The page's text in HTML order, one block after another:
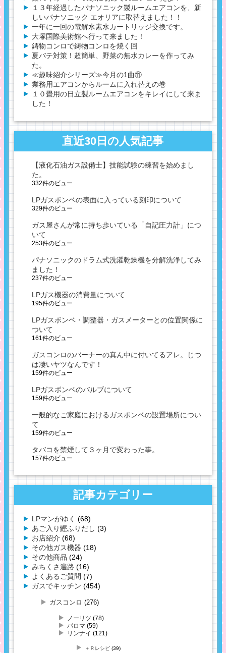
１３年経過したパナソニック製ルームエアコンを、新
しいパナソニック エオリアに取替えました！！
一年に一回の電解水素水カートリッジ交換です。
大塚国際美術館へ行って来ました！
鋳物コンロで鋳物コンロを焼く回
夏バテ対策！超簡単、野菜の無水カレーを作ってみ
た。
≪趣味紹介シリーズ≫今月の1曲⑪
業務用エアコンからルームに入れ替えの巻
１０畳用の日立製ルームエアコンをキレイにして来ま
した！
直近30日の人気記事
【液化石油ガス設備士】技能試験の練習を始めまし
た。
332件のビュー
LPガスボンベの表面に入っている刻印について
329件のビュー
ガス屋さんが常に持ち歩いている「自記圧力計」につ
いて
253件のビュー
パナソニックのドラム式洗濯乾燥機を分解洗浄してみ
ました！
237件のビュー
LPガス機器の消費量について
195件のビュー
LPガスボンベ・調整器・ガスメーターとの位置関係に
ついて
161件のビュー
ガスコンロのバーナーの真ん中に付いてるアレ。じつ
は凄いヤツなんです！
159件のビュー
LPガスボンベのバルブについて
159件のビュー
一般的なご家庭におけるガスボンベの設置場所につい
て
159件のビュー
タバコを禁煙して３ヶ月で変わった事。
157件のビュー
記事カテゴリー
LPマンがゆく (68)
あご入り鰹ふりだし (3)
お店紹介 (68)
その他ガス機器 (18)
その他商品 (24)
みちくさ遍路 (16)
よくあるご質問 (7)
ガスでキッチン (454)
ガスコンロ (276)
ノーリツ (78)
パロマ (59)
リンナイ (121)
＋Ｒレシピ (39)